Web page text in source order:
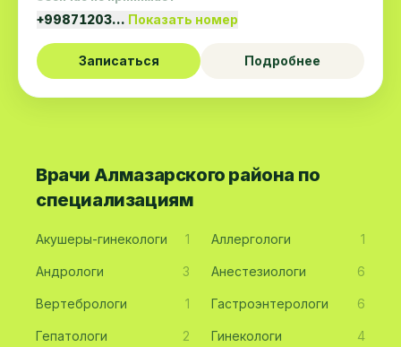
+99871203… Показать номер
Записаться Подробнее
Врачи Алмазарского района по
специализациям
Акушеры-гинекологи 1 Аллергологи 1
Андрологи 3 Анестезиологи 6
Вертебрологи 1 Гастроэнтерологи 6
Гепатологи 2 Гинекологи 4